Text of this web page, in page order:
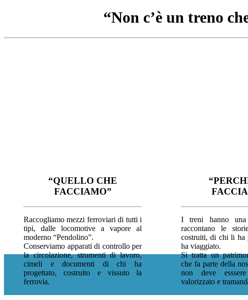
“Non c’è un treno
“QUELLO CHE
FACCIAMO”
Raccogliamo mezzi ferroviari di tutti i
tipi, dalle locomotive a vapore al
moderno “Pendolino”.
Conserviamo apparati di controllo per
la circolazione, strumenti di lavoro,
cimeli e documenti di chi ha
progettato, costruito e vissuto la
ferrovia.
I treni hanno
raccontano le
costruiti, di chi li ha
ha viaggiato.
Si tratta un
che fa parte della
non deve
valorizzato e